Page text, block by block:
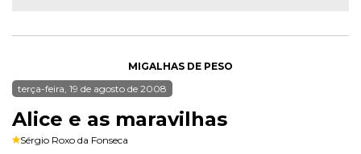
MIGALHAS DE PESO
terça-feira, 19 de agosto de 2008
Alice e as maravilhas
Sérgio Roxo da Fonseca